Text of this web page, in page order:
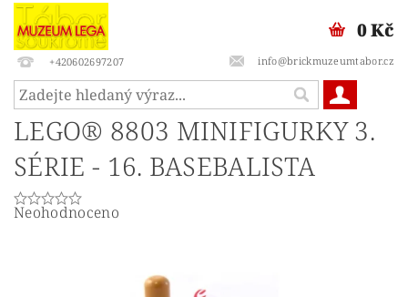
+420602697207 info@brickmuzeumtabor.cz
0 Kč
LEGO® 8803 MINIFIGURKY 3.
SÉRIE - 16. BASEBALISTA
Neohodnoceno